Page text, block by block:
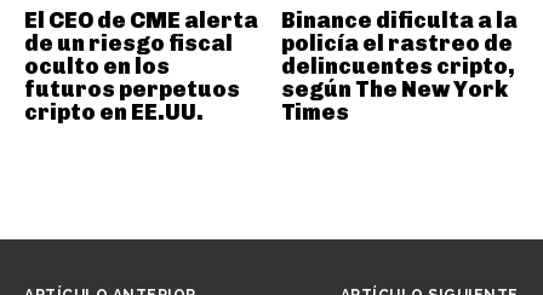
El CEO de CME alerta
de un riesgo fiscal
oculto en los
futuros perpetuos
cripto en EE.UU.
Binance dificulta a la
policía el rastreo de
delincuentes cripto,
según The New York
Times